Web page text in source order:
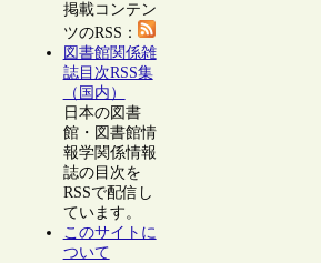
掲載コンテン
ツのRSS：
図書館関係雑
誌目次RSS集
（国内）
日本の図書
館・図書館情
報学関係情報
誌の目次を
RSSで配信し
ています。
このサイトに
ついて